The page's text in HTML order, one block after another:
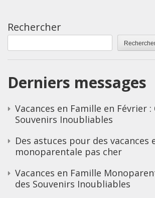
Rechercher
Derniers messages
Vacances en Famille en Février :
Souvenirs Inoubliables
Des astuces pour des vacances
monoparentale pas cher
Vacances en Famille
des Souvenirs Inoubliables